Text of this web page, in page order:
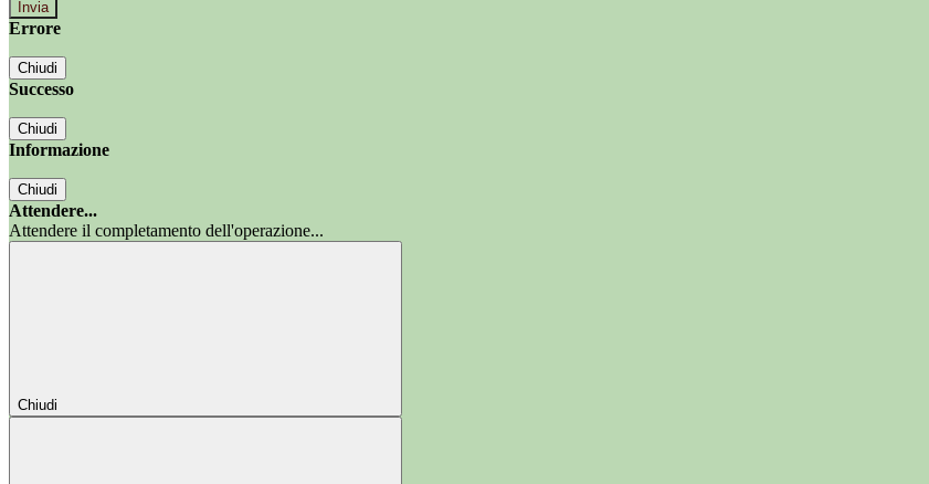
Errore
Chiudi
Successo
Chiudi
Informazione
Chiudi
Attendere...
Attendere il completamento dell'operazione...
Chiudi